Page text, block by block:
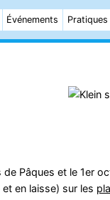
Événements Pratiques
Pâques et le 1er
en laisse) sur les